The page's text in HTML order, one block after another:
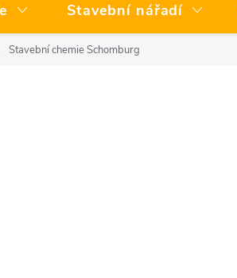
Stavební nářadí
Stavební chemie Schomburg